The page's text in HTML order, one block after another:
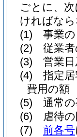
ごとに、
ければな
(1)
事業
(2)
従業
(3)
営業
(4)
指定
費用の額
(5)
通常
(6)
虐待
(7)
前各号